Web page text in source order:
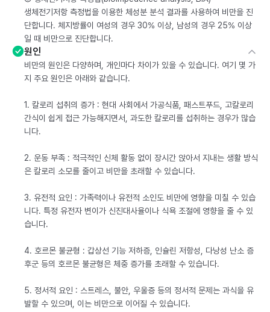
생체전기저항 측정법을 이용한 체성분 분석 결과를 사용하여 비만을 진
단합니다. 체지방률이 여성의 경우 30% 이상, 남성의 경우 25% 이상
일 때 비만으로 진단합니다.
원인
비만의 원인은 다양하며, 개인마다 차이가 있을 수 있습니다. 여기 몇 가
지 주요 원인은 아래와 같습니다.
1. 칼로리 섭취의 증가 : 현대 사회에서 가공식품, 패스트푸드, 고칼로리
간식이 쉽게 접근 가능해지면서, 과도한 칼로리를 섭취하는 경우가 많습
니다.
2. 운동 부족 : 적극적인 신체 활동 없이 장시간 앉아서 지내는 생활 방식
은 칼로리 소모를 줄이고 비만을 초래할 수 있습니다.
3. 유전적 요인 : 가족력이나 유전적 소인도 비만에 영향을 미칠 수 있습
니다. 특정 유전자 변이가 신진대사율이나 식욕 조절에 영향을 줄 수 있
습니다.
4. 호르몬 불균형 : 갑상선 기능 저하증, 인슐린 저항성, 다낭성 난소 증
후군 등의 호르몬 불균형은 체중 증가를 초래할 수 있습니다.
5. 정서적 요인 : 스트레스, 불안, 우울증 등의 정서적 문제는 과식을 유
발할 수 있으며, 이는 비만으로 이어질 수 있습니다.